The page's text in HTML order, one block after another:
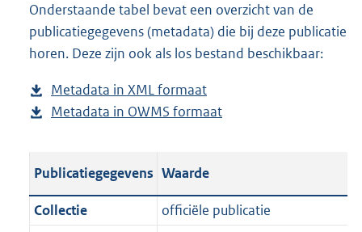
l
o
a
p
u
l
c
a
n
d
g
r
o
t
Onderstaande tabel bevat een overzicht van de
publicatiegegevens (metadata) die bij deze publicatie
horen. Deze zijn ook als los bestand beschikbaar:
Metadata in XML formaat
e
a
n
d
Metadata in OWMS formaat
a
n
Publicatiegegevens Waarde
Collectie
officiële publicatie